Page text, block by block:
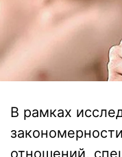
В рамках
отношений,